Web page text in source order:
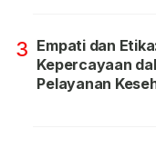
3 Empati dan
Kepercayaan
Pelayanan